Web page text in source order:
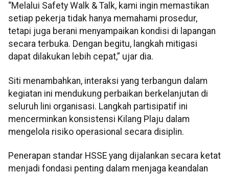
“Melalui Safety Walk & Talk, kami ingin memastikan
setiap pekerja tidak hanya memahami prosedur,
tetapi juga berani menyampaikan kondisi di lapangan
secara terbuka. Dengan begitu, langkah mitigasi
dapat dilakukan lebih cepat,” ujar dia.
Siti menambahkan, interaksi yang terbangun dalam
kegiatan ini mendukung perbaikan berkelanjutan di
seluruh lini organisasi. Langkah partisipatif ini
mencerminkan konsistensi Kilang Plaju dalam
mengelola risiko operasional secara disiplin.
Penerapan standar HSSE yang dijalankan secara ketat
menjadi fondasi penting dalam menjaga keandalan